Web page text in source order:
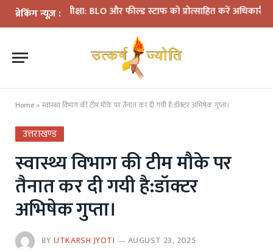
ब्रेकिंग न्यूज़ :
की समीक्षा: BLO और फील्ड स्टाफ को प्रोत्साहित करें अधिकारी—मुख्य
Home » स्वास्थ्य विभाग की टीम मौके पर तैनात कर दी गयी है:डॉक्टर अभिषेक गुप्ता।
उत्तराखण्ड
स्वास्थ्य विभाग की टीम मौके पर
तैनात कर दी गयी है:डॉक्टर
अभिषेक गुप्ता।
BYUTKARSH JYOTI
AUGUST 23, 2025